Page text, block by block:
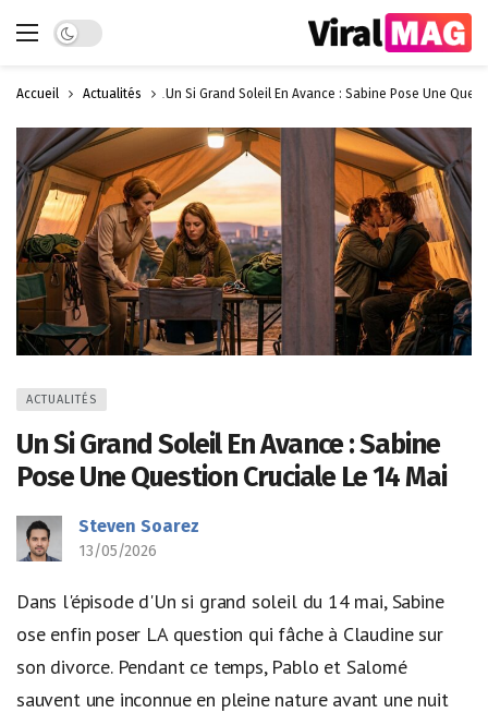
Dark mode
Accueil Actualités Un Si Grand Soleil En Avance : Sabine Pose Une
ACTUALITÉS
Un Si Grand Soleil En Avance : Sabine
Pose Une Question Cruciale Le 14 Mai
Steven Soarez
13/05/2026
Dans l'épisode d'Un si grand soleil du 14 mai, Sabine
ose enfin poser LA question qui fâche à Claudine sur
son divorce. Pendant ce temps, Pablo et Salomé
sauvent une inconnue en pleine nature avant une nuit